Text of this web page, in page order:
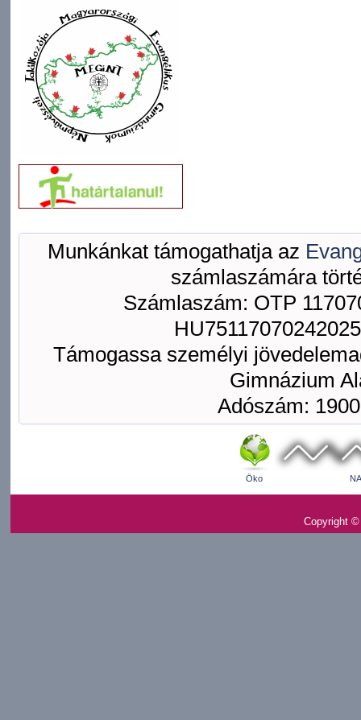
Munkánkat támogathatja az
számlaszámára
Számlaszám: OTP
Támogassa személyi
Gimnázium
Adószám:
Öko
Copyright